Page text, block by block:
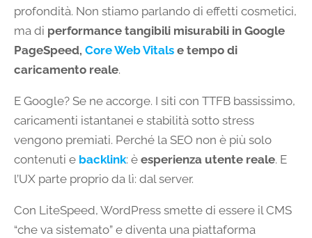
profondità. Non stiamo parlando di effetti cosmetici,
ma di performance tangibili misurabili in Google
PageSpeed, Core Web Vitals e tempo di
caricamento reale.
E Google? Se ne accorge. I siti con TTFB bassissimo,
caricamenti istantanei e stabilità sotto stress
vengono premiati. Perché la SEO non è più solo
contenuti e backlink: è esperienza utente reale. E
l’UX parte proprio da lì: dal server.
Con LiteSpeed, WordPress smette di essere il CMS
“che va sistemato” e diventa una piattaforma